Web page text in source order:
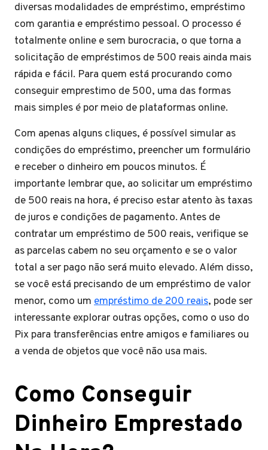
diversas modalidades de empréstimo, empréstimo
com garantia e empréstimo pessoal. O processo é
totalmente online e sem burocracia, o que torna a
solicitação de empréstimos de 500 reais ainda mais
rápida e fácil. Para quem está procurando como
conseguir emprestimo de 500, uma das formas
mais simples é por meio de plataformas online.
Com apenas alguns cliques, é possível simular as
condições do empréstimo, preencher um formulário
e receber o dinheiro em poucos minutos. É
importante lembrar que, ao solicitar um empréstimo
de 500 reais na hora, é preciso estar atento às taxas
de juros e condições de pagamento. Antes de
contratar um empréstimo de 500 reais, verifique se
as parcelas cabem no seu orçamento e se o valor
total a ser pago não será muito elevado. Além disso,
se você está precisando de um empréstimo de valor
menor, como um empréstimo de 200 reais, pode ser
interessante explorar outras opções, como o uso do
Pix para transferências entre amigos e familiares ou
a venda de objetos que você não usa mais.
Como Conseguir
Dinheiro Emprestado